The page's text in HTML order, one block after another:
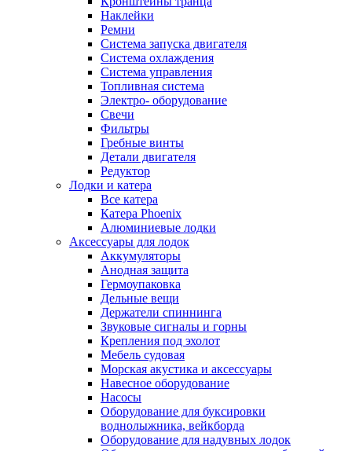
Наклейки
Ремни
Система запуска двигателя
Система охлаждения
Система управления
Топливная система
Электро- оборудование
Свечи
Фильтры
Гребные винты
Детали двигателя
Редуктор
Лодки и катера
Все катера
Катера Phoenix
Алюминиевые лодки
Аксессуары для лодок
Аккумуляторы
Анодная защита
Гермоупаковка
Дельные вещи
Держатели спиннинга
Звуковые сигналы и горны
Крепления под эхолот
Мебель судовая
Морская акустика и аксессуары
Навесное оборудование
Насосы
Оборудование для буксировки
воднолыжника, вейкборда
Оборудование для надувных лодок